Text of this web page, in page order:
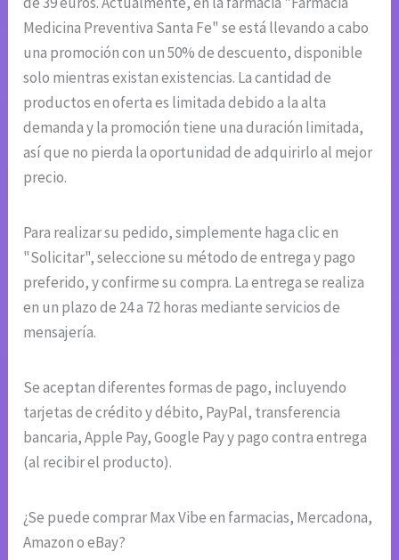
Medicina Preventiva Santa Fe" se está llevando a cabo
una promoción con un 50% de descuento, disponible
solo mientras existan existencias. La cantidad de
productos en oferta es limitada debido a la alta
demanda y la promoción tiene una duración limitada,
así que no pierda la oportunidad de adquirirlo al mejor
precio.
Para realizar su pedido, simplemente haga clic en
"Solicitar", seleccione su método de entrega y pago
preferido, y confirme su compra. La entrega se realiza
en un plazo de 24 a 72 horas mediante servicios de
mensajería.
Se aceptan diferentes formas de pago, incluyendo
tarjetas de crédito y débito, PayPal, transferencia
bancaria, Apple Pay, Google Pay y pago contra entrega
(al recibir el producto).
¿Se puede comprar Max Vibe en farmacias, Mercadona,
Amazon o eBay?